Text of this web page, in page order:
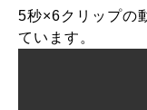
5秒×6クリップの
ています。